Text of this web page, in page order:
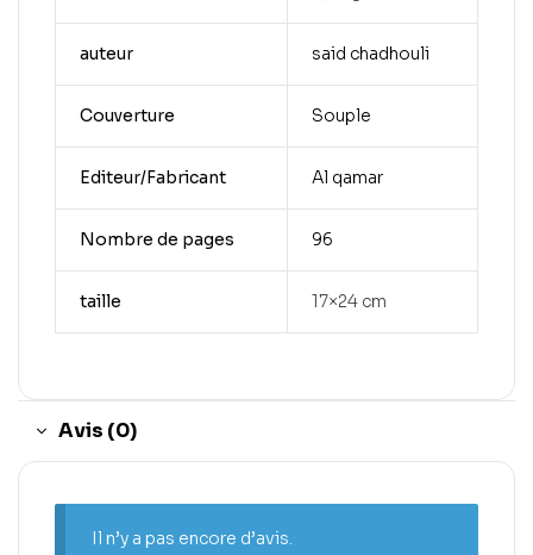
auteur said chadhouli
Couverture Souple
Editeur/Fabricant Al qamar
Nombre de pages 96
taille 17×24 cm
Avis (0)
Il n’y a pas encore d’avis.